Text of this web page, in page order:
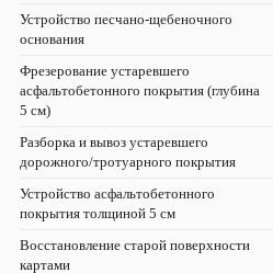
Устройство песчано-щебеночного
основания
Фрезерование устаревшего
асфальтобетонного покрытия (глубина
5 см)
Разборка и вывоз устаревшего
дорожного/тротуарного покрытия
Устройство асфальтобетонного
покрытия толщиной 5 см
Восстановление старой поверхности
картами